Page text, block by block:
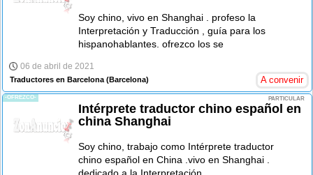
Soy chino, vivo en Shanghai . profeso la
Interpretación y Traducción , guía para los
hispanohablantes. ofrezco los se
06 de abril de 2021
Traductores en Barcelona (Barcelona) A convenir
-OFREZCO- PARTICULAR
Intérprete traductor chino español en
china Shanghai
Soy chino, trabajo como Intérprete traductor
chino español en China .vivo en Shanghai .